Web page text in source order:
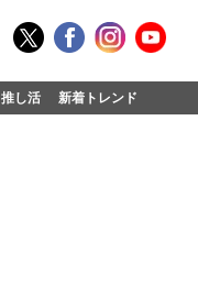
推し活 新着トレンド